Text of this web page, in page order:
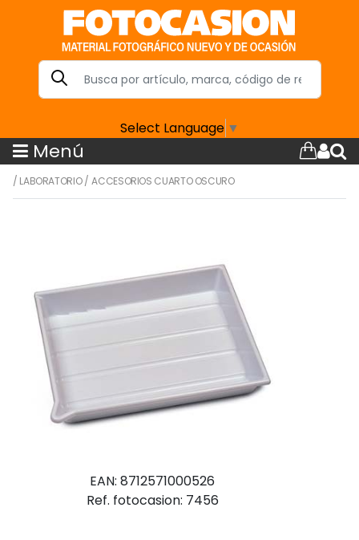
Select Language ▼
Menú
/ LABORATORIO/ACCESORIOS CUARTO OSCURO
EAN: 8712571000526
Ref. fotocasion: 7456